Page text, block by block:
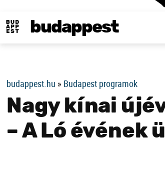
budappest
budappest.hu » Budapest programok
Nagy kínai
– A Ló évének